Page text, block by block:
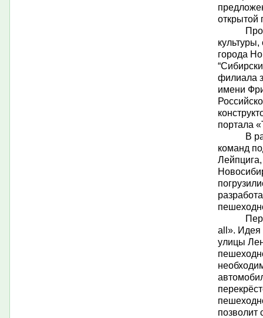
открытой
города
филиала
имени
портала
В
команд
all». Идея
улицы
позволит